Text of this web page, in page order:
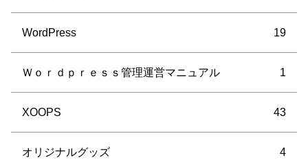
WordPress 19
Ｗｏｒｄｐｒｅｓｓ管理運営マニュアル 1
XOOPS 43
オリジナルグッズ 4